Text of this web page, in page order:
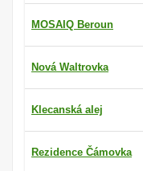
MOSAIQ Beroun
Nová Waltrovka
Klecanská alej
Rezidence Čámovka